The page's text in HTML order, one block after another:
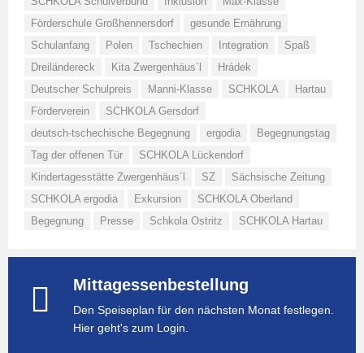
Förderschule Großhennersdorf
gesunde Ernährung
Schulanfang
Polen Tschechien Integration
Spaß
Dreiländereck
Kita Zwergenhäus´l
Hrádek
Deutscher Schulpreis
Manni-Klasse SCHKOLA
Hartau
Förderverein
SCHKOLA Gersdorf
deutsch-tschechische Begegnung
ergodia
Begegnungstag
Tag der offenen Tür
SCHKOLA Lückendorf
Kindertagesstätte Zwergenhäus´l
SZ
Sächsische Zeitung
SCHKOLA ergodia
Exkursion
SCHKOLA Oberland
Begegnung
Presse Schkola Ostritz SCHKOLA Hartau
Mittagessenbestellung
Den Speiseplan für den nächsten Monat festlegen.
Hier geht's zum Login.